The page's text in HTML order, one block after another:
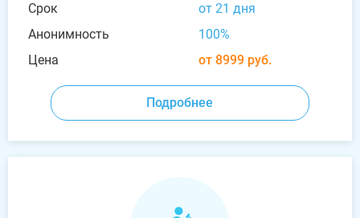
Срок
от 21 дня
Анонимность
100%
Цена
от 8999 руб.
Подробнее